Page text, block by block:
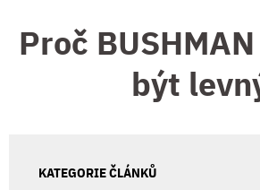
Proč
být
KATEGORIE ČLÁNKŮ